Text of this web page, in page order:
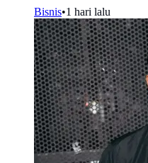
Bisnis•1 hari lalu